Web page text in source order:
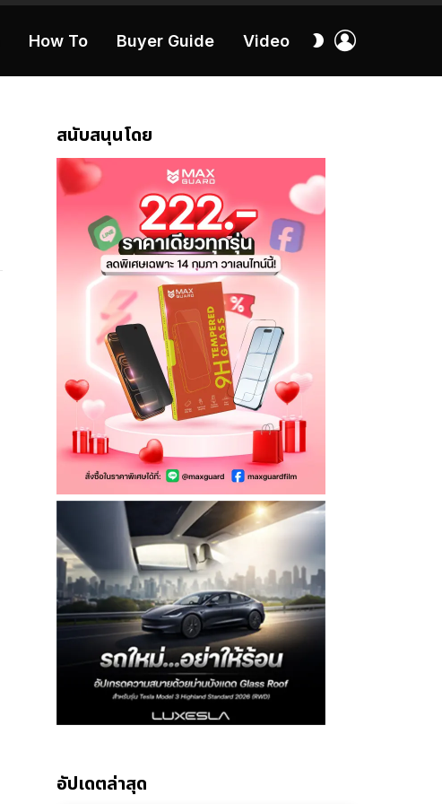
How To Buyer Guide Video
สลับ
สนับสนุนโดย
อัปเดตล่าสุด